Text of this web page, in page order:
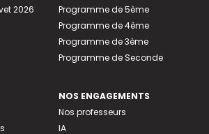
2026
Programme de 5ème
Programme de 4ème
Programme de 3ème
Programme de Seconde
NOS ENGAGEMENTS
Nos professeurs
IA